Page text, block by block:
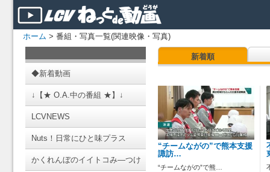
ホーム > 番組・写真一覧(関連映像・写真)
◆新着動画
↓【★ O.A.中の番組 ★】↓
LCVNEWS
Nuts！日常にひと味プラス
かくれんぼのイイトコみ―つけ
新着順
“チームながの”で熊本支援
諏訪…
“チームながの”で熊…